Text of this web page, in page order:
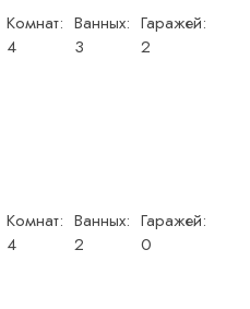
Комнат:
4
Ванных:
3
Гаражей:
2
Комнат:
4
Ванных:
2
Гаражей:
0